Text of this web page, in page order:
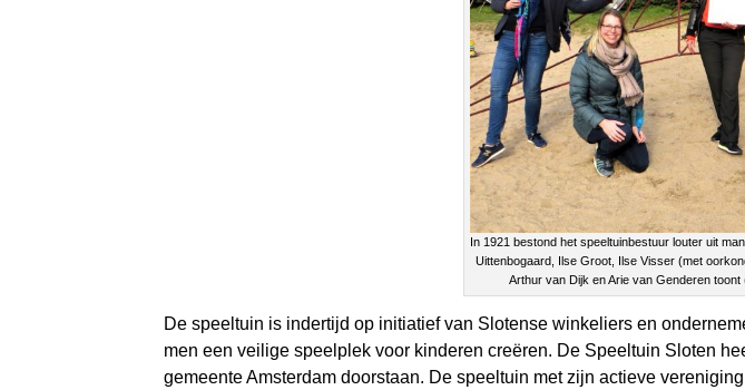
In 1921 bestond het speeltuinbestuur louter uit
Uittenbogaard, Ilse Groot, Ilse Visser (met
Arthur van Dijk en Arie van Genderen
De speeltuin is indertijd op initiatief van Slotense winkeliers en
men een veilige speelplek voor kinderen creëren. De Speeltuin Sloten
gemeente Amsterdam doorstaan. De speeltuin met zijn actieve